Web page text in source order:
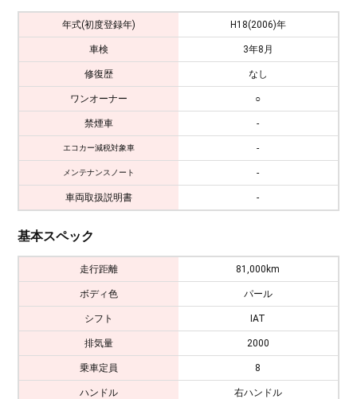
年式(初度登録年) H18(2006)年
車検 3年8月
修復歴 なし
ワンオーナー ○
禁煙車 -
エコカー減税対象車 -
メンテナンスノート -
車両取扱説明書 -
基本スペック
走行距離 81,000km
ボディ色 パール
シフト IAT
排気量 2000
乗車定員 8
ハンドル 右ハンドル